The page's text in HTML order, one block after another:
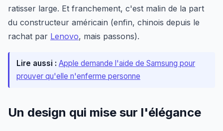
ratisser large. Et franchement, c'est malin de la part
du constructeur américain (enfin, chinois depuis le
rachat par Lenovo, mais passons).
Lire aussi : Apple demande l'aide de Samsung pour
prouver qu'elle n'enferme personne
Un design qui mise sur l'élégance